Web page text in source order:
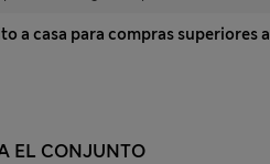
a casa para compras superiores a
EL CONJUNTO